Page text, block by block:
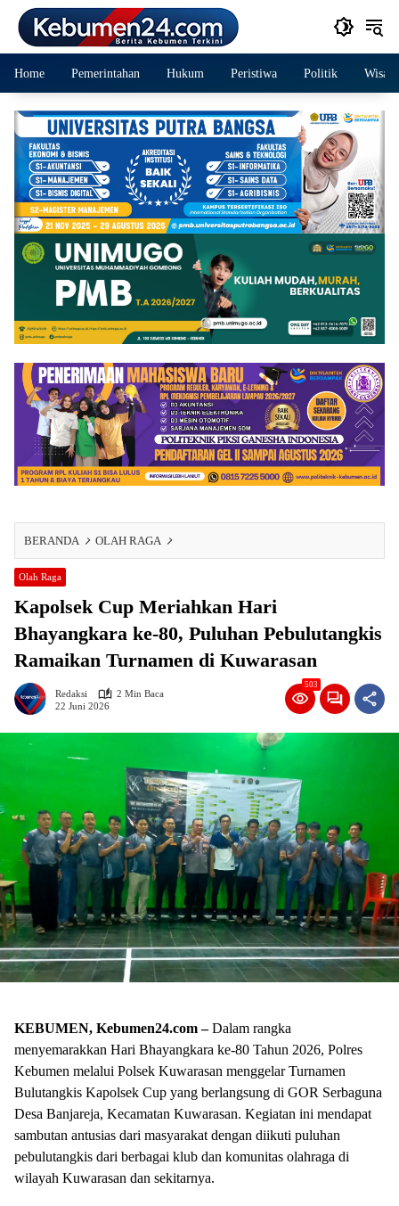
Langsung
konten
Home Pemerintahan Hukum Peristiwa Politik Wisata
BERANDA OLAH RAGA
Olah Raga
Kapolsek Cup Meriahkan Hari
Bhayangkara ke-80, Puluhan Pebulutangkis
Ramaikan Turnamen di Kuwarasan
Redaksi
2 Min Baca
22 Juni 2026
503
KEBUMEN, Kebumen24.com –Dalam rangka
menyemarakkan Hari Bhayangkara ke-80 Tahun 2026, Polres
Kebumen melalui Polsek Kuwarasan menggelar Turnamen
Bulutangkis Kapolsek Cup yang berlangsung di GOR Serbaguna
Desa Banjareja, Kecamatan Kuwarasan. Kegiatan ini mendapat
sambutan antusias dari masyarakat dengan diikuti puluhan
pebulutangkis dari berbagai klub dan komunitas olahraga di
wilayah Kuwarasan dan sekitarnya.